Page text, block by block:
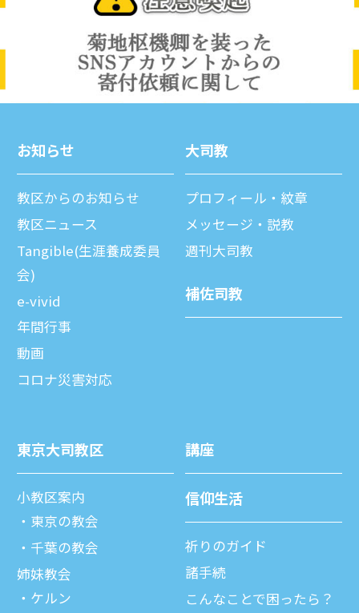
お知らせ
教区からのお知らせ
教区ニュース
Tangible(生涯養成委員
会)
e-vivid
年間⾏事
動画
コロナ災害対応
⼤司教
プロフィール・紋章
メッセージ・説教
週刊⼤司教
補佐司教
東京⼤司教区
⼩教区案内
東京の教会
千葉の教会
姉妹教会
ケルン
講座
信仰⽣活
祈りのガイド
諸⼿続
こんなことで困ったら？